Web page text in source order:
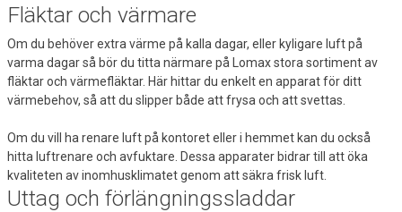
Fläktar och värmare
Om du behöver extra värme på kalla dagar, eller kyligare luft på
varma dagar så bör du titta närmare på Lomax stora sortiment av
fläktar och värmefläktar. Här hittar du enkelt en apparat för ditt
värmebehov, så att du slipper både att frysa och att svettas.
Om du vill ha renare luft på kontoret eller i hemmet kan du också
hitta luftrenare och avfuktare. Dessa apparater bidrar till att öka
kvaliteten av inomhusklimatet genom att säkra frisk luft.
Uttag och förlängningssladdar